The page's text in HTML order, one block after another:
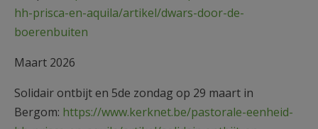
hh-prisca-en-aquila/artikel/dwars-door-de-
boerenbuiten
Maart 2026
Solidair ontbijt en 5de zondag op 29 maart in
Bergom: https://www.kerknet.be/pastorale-eenheid-